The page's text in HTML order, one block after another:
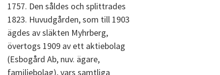
1757. Den såldes och splittrades
1823. Huvudgården, som till 1903
ägdes av släkten Myhrberg,
övertogs 1909 av ett aktiebolag
(Esbogård Ab, nuv. ägare,
familjebolag), vars samtliga